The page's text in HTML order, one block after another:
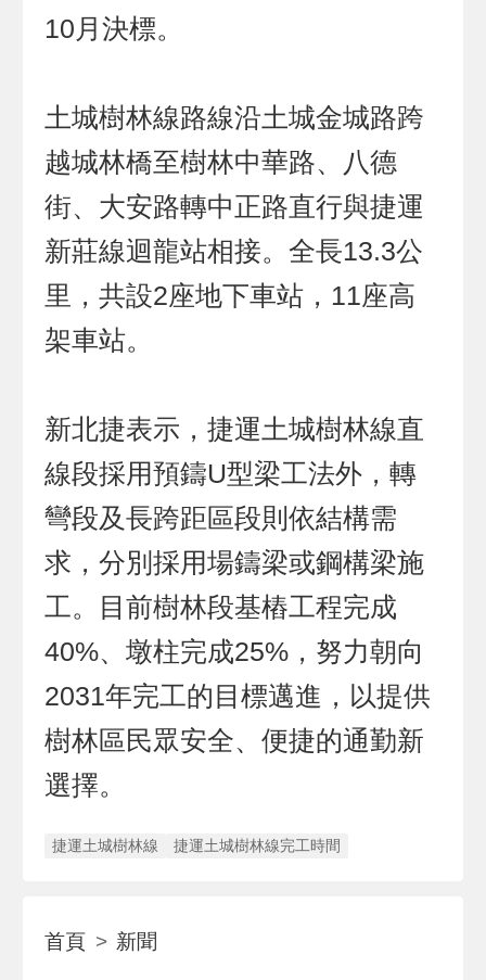
10月決標。
土城樹林線路線沿土城金城路跨
越城林橋至樹林中華路、八德
街、大安路轉中正路直行與捷運
新莊線迴龍站相接。全長13.3公
里，共設2座地下車站，11座高
架車站。
新北捷表示，捷運土城樹林線直
線段採用預鑄U型梁工法外，轉
彎段及長跨距區段則依結構需
求，分別採用場鑄梁或鋼構梁施
工。目前樹林段基樁工程完成
40%、墩柱完成25%，努力朝向
2031年完工的目標邁進，以提供
樹林區民眾安全、便捷的通勤新
選擇。
捷運土城樹林線 捷運土城樹林線完工時間
首頁 新聞